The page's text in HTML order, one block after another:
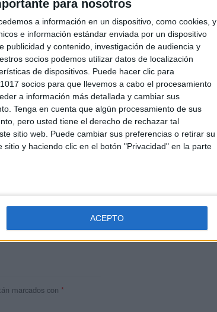
para nosotros
a información en un dispositivo, como cookies, y
e información estándar enviada por un dispositivo
publicidad y contenido, investigación de audiencia y
socios podemos utilizar datos de localización
de dispositivos. Puede hacer clic para
socios para que llevemos a cabo el procesamiento
a información más detallada y cambiar sus
Tenga en cuenta que algún procesamiento de sus
pero usted tiene el derecho de rechazar tal
sitio web. Puede cambiar sus preferencias o retirar su
y haciendo clic en el botón "Privacidad" en la parte
ACEPTO
marcados con *